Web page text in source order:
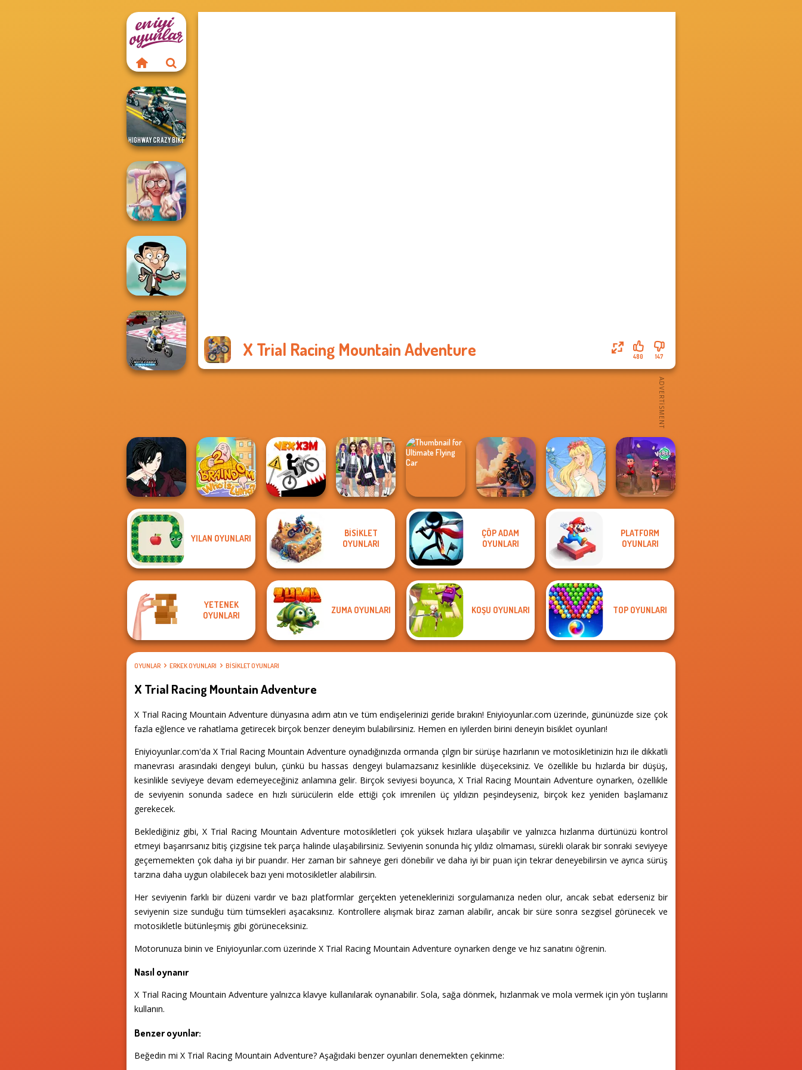
X Trial Racing Mountain Adventure 147
480
Highway Crazy
Bike
Nerd To Popular
Makeover Mania
Mr Bean Jump
Manga Creator
Vampire Hunter
P...
Braindom 2:
Vex X3M
College Girls
Team Makeover
Ultimate Flying
Car
3D Moto
Simulator 2
Thumbelina Vortex 9
YILAN OYUNLARI
BISIKLET
OYUNLARI
ÇÖP ADAM
OYUNLARI
PLATFORM
OYUNLARI
YETENEK
OYUNLARI
ZUMA OYUNLARI KOŞU OYUNLARI TOP OYUNLARI
OYUNLAR ERKEK OYUNLARI BISIKLET OYUNLARI
X Trial Racing Mountain Adventure
X Trial Racing Mountain Adventure dünyasına adım atın ve tüm endişelerinizi geride bırakın! Eniyioyunlar.com üzerinde, gününüzde size çok
fazla eğlence ve rahatlama getirecek birçok benzer deneyim bulabilirsiniz. Hemen en iyilerden birini deneyin bisiklet oyunları!
Eniyioyunlar.com'da X Trial Racing Mountain Adventure oynadığınızda ormanda çılgın bir sürüşe hazırlanın ve motosikletinizin hızı ile dikkatli
manevrası arasındaki dengeyi bulun, çünkü bu hassas dengeyi bulamazsanız kesinlikle düşeceksiniz. Ve özellikle bu hızlarda bir düşüş,
kesinlikle seviyeye devam edemeyeceğiniz anlamına gelir. Birçok seviyesi boyunca, X Trial Racing Mountain Adventure oynarken, özellikle
de seviyenin sonunda sadece en hızlı sürücülerin elde ettiği çok imrenilen üç yıldızın peşindeyseniz, birçok kez yeniden başlamanız
gerekecek.
Beklediğiniz gibi, X Trial Racing Mountain Adventure motosikletleri çok yüksek hızlara ulaşabilir ve yalnızca hızlanma dürtünüzü kontrol
etmeyi başarırsanız bitiş çizgisine tek parça halinde ulaşabilirsiniz. Seviyenin sonunda hiç yıldız olmaması, sürekli olarak bir sonraki seviyeye
geçememekten çok daha iyi bir puandır. Her zaman bir sahneye geri dönebilir ve daha iyi bir puan için tekrar deneyebilirsin ve ayrıca sürüş
tarzına daha uygun olabilecek bazı yeni motosikletler alabilirsin.
Her seviyenin farklı bir düzeni vardır ve bazı platformlar gerçekten yeteneklerinizi sorgulamanıza neden olur, ancak sebat ederseniz bir
seviyenin size sunduğu tüm tümsekleri aşacaksınız. Kontrollere alışmak biraz zaman alabilir, ancak bir süre sonra sezgisel görünecek ve
motosikletle bütünleşmiş gibi görüneceksiniz.
Motorunuza binin ve Eniyioyunlar.com üzerinde X Trial Racing Mountain Adventure oynarken denge ve hız sanatını öğrenin.
Nasıl oynanır
X Trial Racing Mountain Adventure yalnızca klavye kullanılarak oynanabilir. Sola, sağa dönmek, hızlanmak ve mola vermek için yön tuşlarını
kullanın.
Benzer oyunlar:
Beğedin mi X Trial Racing Mountain Adventure? Aşağıdaki benzer oyunları denemekten çekinme: